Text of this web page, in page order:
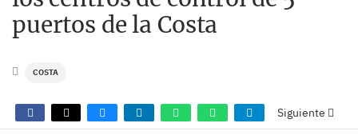
puertos de la Costa
COSTA
Siguiente